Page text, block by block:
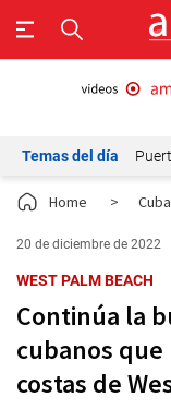
Temas del día
Home > Cuba
20 de diciembre de 2022
WEST PALM BEACH
Continúa la
cubanos
costas de